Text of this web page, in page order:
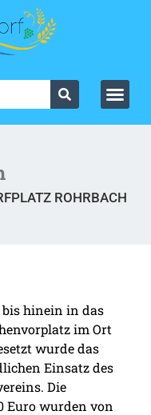
ROHRBACH
bis hinein in das
im Ort
wurde das
Einsatz des
Die
Euro wurden von